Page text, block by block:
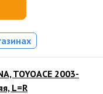
TOYOACE 2003-
L=R